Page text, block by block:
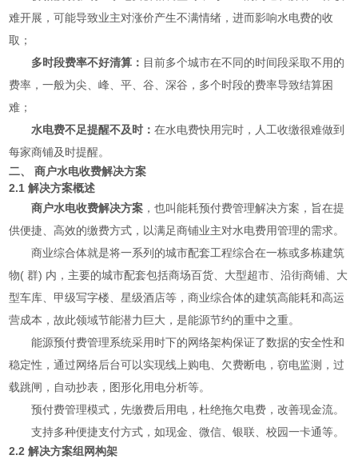
难开展，可能导致业主对涨价产生不满情绪，进而影响水电费的收
取；
多时段费率不好清算： 目前多个城市在不同的时间段采取不用的
费率，一般为尖、峰、平、谷、深谷，多个时段的费率导致结算困
难；
水电费不足提醒不及时：在水电费快用完时，人工收缴很难做到
每家商铺及时提醒。
二、 商户水电收费解决方案
2.1 解决方案概述
商户水电收费解决方案 ，也叫能耗预付费管理解决方案，旨在提
供便捷、高效的缴费方式，以满足商铺业主对水电费用管理的需求。
商业综合体就是将一系列的城市配套工程综合在一栋或多栋建筑
物( 群) 内，主要的城市配套包括商场百货、大型超市、沿街商铺、大
型车库、甲级写字楼、星级酒店等，商业综合体的建筑高能耗和高运
营成本，故此领域节能潜力巨大，是能源节约的重中之重。
能源预付费管理系统采用时下的网络架构保证了数据的安全性和
稳定性，通过网络后台可以实现线上购电、欠费断电，窃电监测，过
载跳闸，自动抄表，图形化用电分析等。
预付费管理模式，先缴费后用电，杜绝拖欠电费，改善现金流。
支持多种便捷支付方式，如现金、微信、银联、校园一卡通等。
2.2 解决方案组网构架